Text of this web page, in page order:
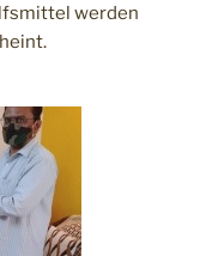
werden